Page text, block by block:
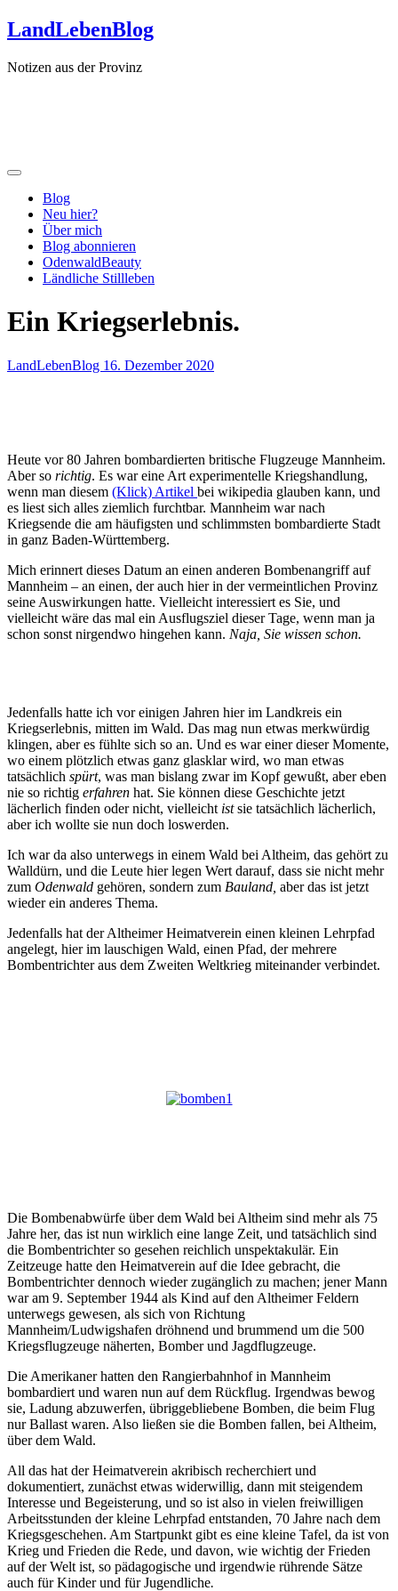
Zum
Inhalt
LandLebenBlog
Notizen aus der Provinz
Blog
Neu hier?
Über mich
Blog abonnieren
OdenwaldBeauty
Ländliche Stillleben
Ein Kriegserlebnis.
LandLebenBlog 16. Dezember 2020
Heute vor 80 Jahren bombardierten britische Flugzeuge Mannheim.
Aber so richtig. Es war eine Art experimentelle Kriegshandlung,
wenn man diesem (Klick) Artikel bei wikipedia glauben kann, und
es liest sich alles ziemlich furchtbar. Mannheim war nach
Kriegsende die am häufigsten und schlimmsten bombardierte Stadt
in ganz Baden-Württemberg.
Mich erinnert dieses Datum an einen anderen Bombenangriff auf
Mannheim – an einen, der auch hier in der vermeintlichen Provinz
seine Auswirkungen hatte. Vielleicht interessiert es Sie, und
vielleicht wäre das mal ein Ausflugsziel dieser Tage, wenn man ja
schon sonst nirgendwo hingehen kann. Naja, Sie wissen schon.
Jedenfalls hatte ich vor einigen Jahren hier im Landkreis ein
Kriegserlebnis, mitten im Wald. Das mag nun etwas merkwürdig
klingen, aber es fühlte sich so an. Und es war einer dieser Momente,
wo einem plötzlich etwas ganz glasklar wird, wo man etwas
tatsächlich spürt, was man bislang zwar im Kopf gewußt, aber eben
nie so richtig erfahren hat. Sie können diese Geschichte jetzt
lächerlich finden oder nicht, vielleicht istsie tatsächlich lächerlich,
aber ich wollte sie nun doch loswerden.
Ich war da also unterwegs in einem Wald bei Altheim, das gehört zu
Walldürn, und die Leute hier legen Wert darauf, dass sie nicht mehr
zum Odenwald gehören, sondern zum Bauland, aber das ist jetzt
wieder ein anderes Thema.
Jedenfalls hat der Altheimer Heimatverein einen kleinen Lehrpfad
angelegt, hier im lauschigen Wald, einen Pfad, der mehrere
Bombentrichter aus dem Zweiten Weltkrieg miteinander verbindet.
Die Bombenabwürfe über dem Wald bei Altheim sind mehr als 75
Jahre her, das ist nun wirklich eine lange Zeit, und tatsächlich sind
die Bombentrichter so gesehen reichlich unspektakulär. Ein
Zeitzeuge hatte den Heimatverein auf die Idee gebracht, die
Bombentrichter dennoch wieder zugänglich zu machen; jener Mann
war am 9. September 1944 als Kind auf den Altheimer Feldern
unterwegs gewesen, als sich von Richtung
Mannheim/Ludwigshafen dröhnend und brummend um die 500
Kriegsflugzeuge näherten, Bomber und Jagdflugzeuge.
Die Amerikaner hatten den Rangierbahnhof in Mannheim
bombardiert und waren nun auf dem Rückflug. Irgendwas bewog
sie, Ladung abzuwerfen, übriggebliebene Bomben, die beim Flug
nur Ballast waren. Also ließen sie die Bomben fallen, bei Altheim,
über dem Wald.
All das hat der Heimatverein akribisch recherchiert und
dokumentiert, zunächst etwas widerwillig, dann mit steigendem
Interesse und Begeisterung, und so ist also in vielen freiwilligen
Arbeitsstunden der kleine Lehrpfad entstanden, 70 Jahre nach dem
Kriegsgeschehen. Am Startpunkt gibt es eine kleine Tafel, da ist von
Krieg und Frieden die Rede, und davon, wie wichtig der Frieden
auf der Welt ist, so pädagogische und irgendwie rührende Sätze
auch für Kinder und für Jugendliche.